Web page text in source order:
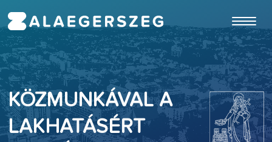
KÖZMUNKÁVAL A
LAKHATÁSÉRT